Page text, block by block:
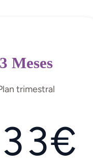
3 Meses